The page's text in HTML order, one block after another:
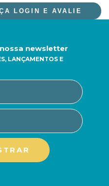
LOGIN E AVALIE
newsletter
LANÇAMENTOS E